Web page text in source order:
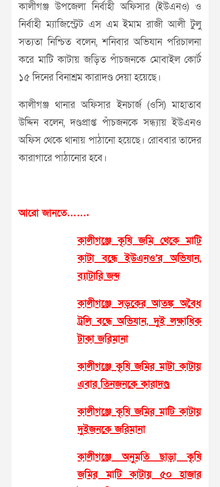
কালীগঞ্জ উপজেলা নির্বাহী অফিসার (ইউএনও) ও
নির্বাহী ম্যাজিস্ট্রেট এস এম ইমাম রাজী আলী টুলু
সত্যতা নিশ্চিত বলেন, শনিবার অভিযান পরিচালনা
করে মাটি কাটায় জড়িত পাঁচজনকে মোবাইল কোর্ট
১৫ দিনের বিনাশ্রম কারাদণ্ড দেয়া হয়েছে।
কালীগঞ্জ থানার অফিসার ইনচার্জ (ওসি) মাহাতাব
উদ্দিন বলেন, দণ্ডপ্রাপ্ত পাঁচজনকে সন্ধ্যায় ইউএনও
অফিস থেকে থানায় পাঠানো হয়েছে। রোববার তাদের
কারাগারে পাঠানোর হবে।
আরো জানতে…….
কালীগঞ্জে কৃষি জমি থেকে মাটি
কাটা বন্ধে ইউএনও’র অভিযান,
ব্যাটারি জব্দ
কালীগঞ্জে সড়কের আতঙ্ক অবৈধ
ট্রলি বন্ধে অভিযান, দুই লক্ষাধিক
টাকা জরিমানা
কালীগঞ্জে কৃষি জমির মাটা কাটায়
এবার তিনজনকে কারাদণ্ড
কালীগঞ্জে কৃষি জমির মাটি কাটায়
দুইজনকে জরিমানা
কালীগঞ্জে অনুমতি ছাড়া কৃষি
জমির মাটি কাটায় ৫০ হাজার